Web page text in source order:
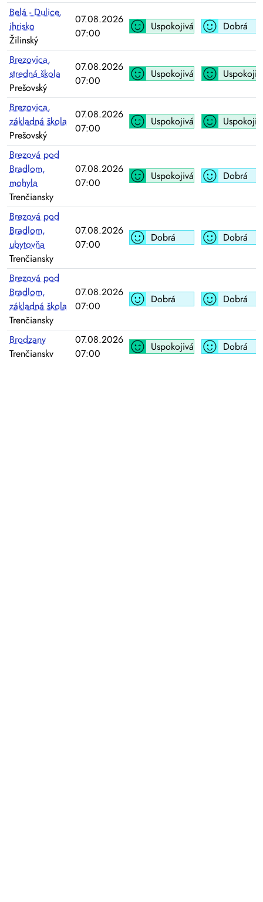
Belá - Dulice,
ihrisko
Žilinský
07.08.2026
07:00
Uspokojivá Dobrá
Brezovica,
stredná škola
Prešovský
07.08.2026
07:00
Uspokojivá
Brezovica,
základná škola
Prešovský
07.08.2026
07:00
Uspokojivá
Brezová pod
Bradlom,
mohyla
Trenčiansky
07.08.2026
07:00
Uspokojivá Dobrá
Brezová pod
Bradlom,
ubytovňa
Trenčiansky
07.08.2026
07:00
Dobrá Dobrá
Brezová pod
Bradlom,
základná škola
Trenčiansky
07.08.2026
07:00
Dobrá Dobrá
Brodzany
Trenčiansky
07.08.2026
07:00
Uspokojivá
Dobrá